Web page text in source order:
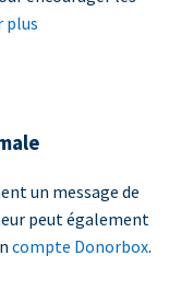
plus
un message de
peut également
compte Donorbox.